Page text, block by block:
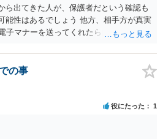
ら出てきた人が、保護者だという確認も
能性はあるでしょう 他方、相手方が真実
子マナーを送ってくれたら自慰行為など
ままで胸を触って欲しい、などの要望を
程度)の電子マネーを送信してしまいま
区を教えてと言われたので教えたりと
。 というやりとりは、青少年条例違反
ます。18歳未満と知らなくても処罰可
の事
役にたった 1